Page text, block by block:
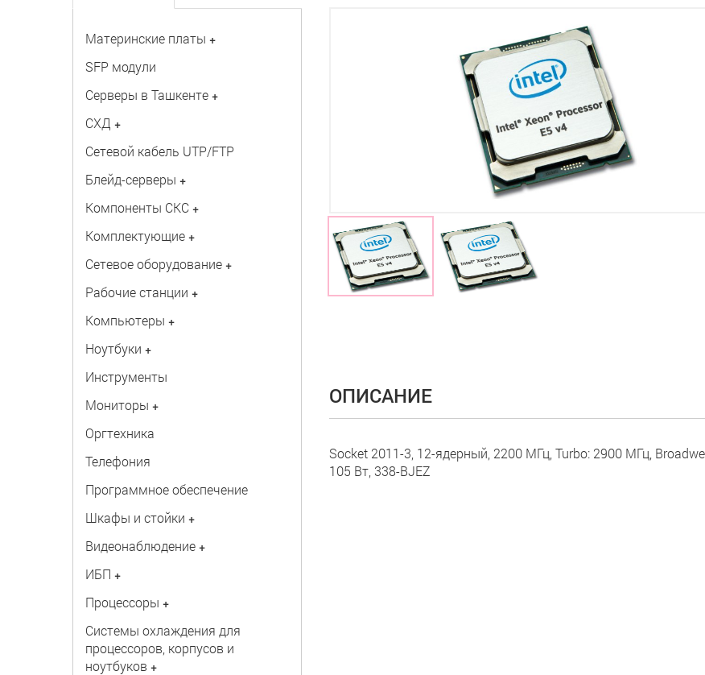
Материнские платы +
SFP модули
Серверы в Ташкенте +
СХД +
Сетевой кабель UTP/FTP
Блейд-серверы +
Компоненты СКС +
Комплектующие +
Сетевое оборудование +
Рабочие станции +
Компьютеры +
Ноутбуки +
Инструменты
Мониторы +
Оргтехника
Телефония
Программное обеспечение
Шкафы и стойки +
Видеонаблюдение +
ИБП +
Процессоры +
Системы охлаждения для
процессоров, корпусов и
ноутбуков +
ОПИСАНИЕ
Socket 2011-3, 12-ядерный, 2200 МГц, Turbo: 2900 МГц,
105 Вт, 338-BJEZ